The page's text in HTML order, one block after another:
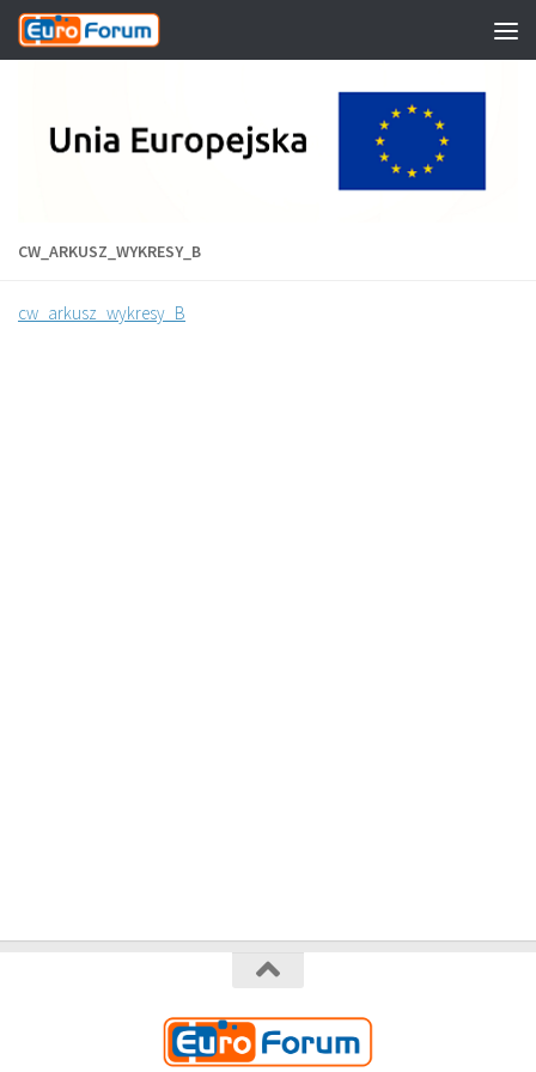
Przeskocz do treści
CW_ARKUSZ_WYKRESY_B
cw_arkusz_wykresy_B